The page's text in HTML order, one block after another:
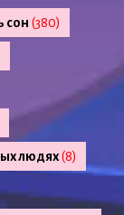
сон (380)
людях(8)